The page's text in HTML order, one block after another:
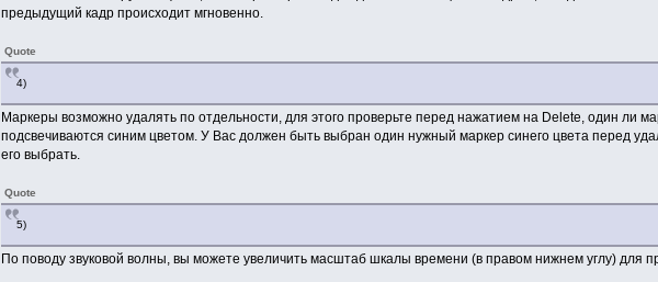
предыдущий кадр происходит мгновенно.
Quote
4)
Маркеры возможно удалять по отдельности, для этого проверьте перед нажатием на Delete, один ли
подсвечиваются синим цветом. У Вас должен быть выбран один нужный маркер синего цвета перед
его выбрать.
Quote
5)
По поводу звуковой волны, вы можете увеличить масштаб шкалы времени (в правом нижнем углу) для